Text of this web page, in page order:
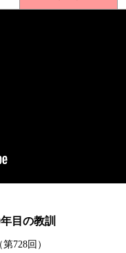
目の教訓
第728回）